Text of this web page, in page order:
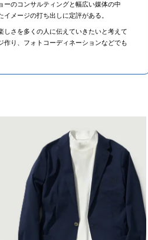
ーのコンサルティングと幅広い媒体の中
メージの打ち出しに定評がある。
しさを多くの人に伝えていきたいと考えて
作り、フォトコーディネーションなどでも